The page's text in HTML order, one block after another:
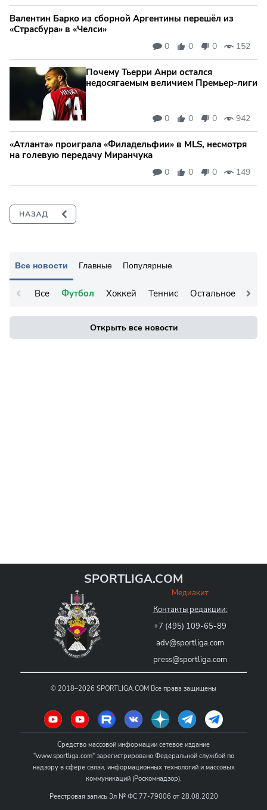
Все новости Главные Популярные
Все Футбол Хоккей Теннис Остальное
Открыть все новости
Валентин Барко из сборной Аргентины перешёл из
«Страсбура» в «Челси»
0 0 0 152
Почему Тьерри Анри остался
недосягаемым величием Премьер-лиги
0 0 0 942
«Атланта» проиграла «Филадельфии» в MLS, несмотря
на голевую передачу Миранчука
0 0 0 149
SPORTLIGA.COM
Медиакит
Контакты редакции:
+7 (495) 109-65-89
adv@sportliga.com
press@sportliga.com
© 2018–2026 SPORTLIGA.COM Все права защищены
Средство массовой информации сетевое издание
"www.sportliga.com" зарегистрировано Федеральной службой по
надзору в сфере связи, информационных технологий и массовых
коммуникаций (Роскомнадзор).
Реестровая запись Эл № ФС 77-79006 от 28.08.2020